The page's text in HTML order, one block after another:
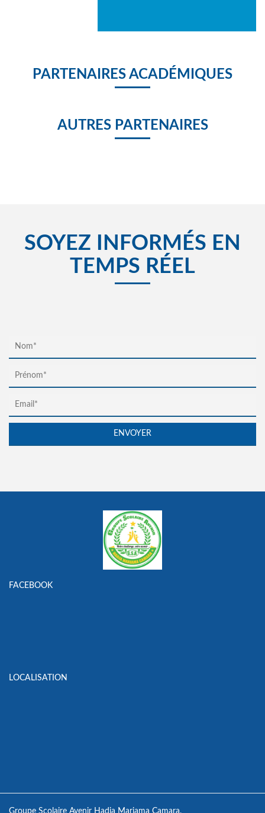
PARTENAIRES ACADÉMIQUES
AUTRES PARTENAIRES
SOYEZ INFORMÉS EN
TEMPS RÉEL
FACEBOOK
LOCALISATION
Groupe Scolaire Avenir Hadja Mariama Camara,